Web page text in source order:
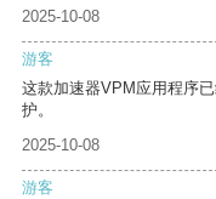
2025-10-08
游客
这款加速器VPM应用程序
护。
2025-10-08
游客